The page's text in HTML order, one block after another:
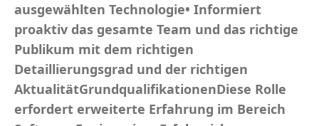
ausgewählten Technologie• Informiert
proaktiv das gesamte Team und das richtige
Publikum mit dem richtigen
Detaillierungsgrad und der richtigen
AktualitätGrundqualifikationenDiese Rolle
erfordert erweiterte Erfahrung im Bereich